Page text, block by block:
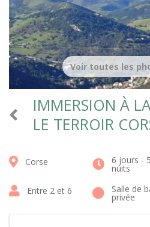
IMMERSION À
LE TERROIR
Voir toutes les
Corse 6 jours - 5
nuits
Entre 2 et 6 Salle de
privée